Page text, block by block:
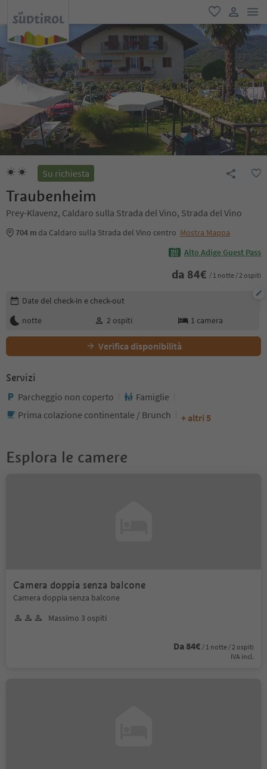
favoriti
user link
Su richiesta
Traubenheim
Prey-Klavenz, Caldaro sulla Strada del Vino, Strada del Vino
704 m da Caldaro sulla Strada del Vino centro Mostra Mappa
Alto Adige Guest Pass
da 84€ / 1 notte / 2 ospiti
Modifica i dettagli della prenotazione
Date del check-in e check-out
notte
2 ospiti 1 camera
Verifica disponibilità
Servizi
Parcheggio non coperto
Famiglie
Prima colazione continentale / Brunch
+ altri 5
Esplora le camere
Camera doppia senza balcone
Camera doppia senza balcone
Massimo 3 ospiti
Da 84€ / 1 notte / 2 ospiti
IVA incl.